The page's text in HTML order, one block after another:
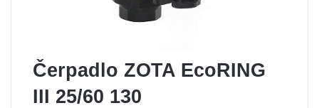
Čerpadlo ZOTA EcoRING
III 25/60 130